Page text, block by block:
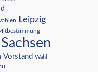
Leipzig
Sachsen
Vorstand Wahl